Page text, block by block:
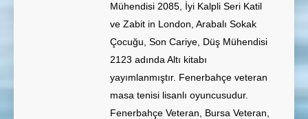
Mühendisi 2085, İyi Kalpli Seri Katil
ve Zabit in London, Arabalı Sokak
Çocuğu, Son Cariye, Düş Mühendisi
2123 adında Altı kitabı
yayımlanmıştır. Fenerbahçe veteran
masa tenisi lisanlı oyuncusudur.
Fenerbahçe Veteran, Bursa Veteran,